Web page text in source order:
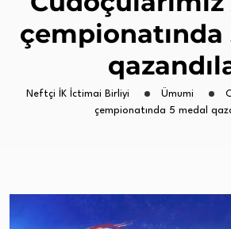
çempionatında
Neftçi İK İctimai Birliyi Ümumi
çempionatında 5 medal